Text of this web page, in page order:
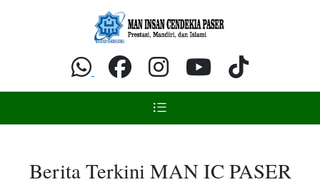
Berita Terkini MAN IC PASER